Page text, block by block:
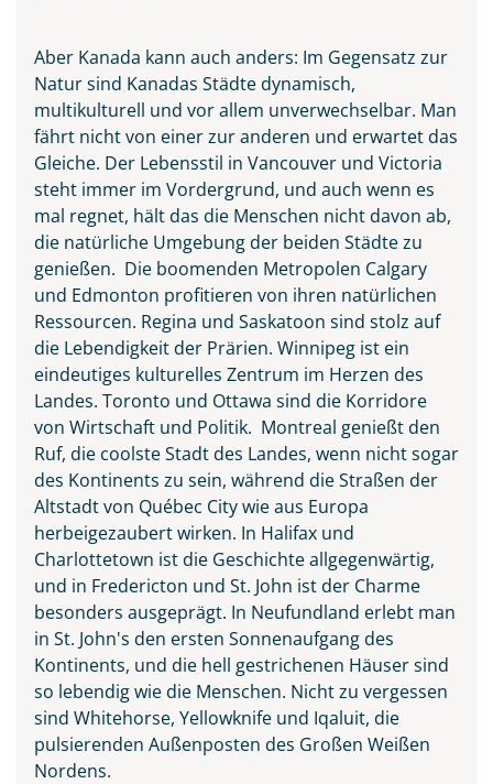
Aber Kanada kann auch anders: Im Gegensatz zur
Natur sind Kanadas Städte dynamisch,
multikulturell und vor allem unverwechselbar. Man
fährt nicht von einer zur anderen und erwartet das
Gleiche. Der Lebensstil in Vancouver und Victoria
steht immer im Vordergrund, und auch wenn es
mal regnet, hält das die Menschen nicht davon ab,
die natürliche Umgebung der beiden Städte zu
genießen. Die boomenden Metropolen Calgary
und Edmonton profitieren von ihren natürlichen
Ressourcen. Regina und Saskatoon sind stolz auf
die Lebendigkeit der Prärien. Winnipeg ist ein
eindeutiges kulturelles Zentrum im Herzen des
Landes. Toronto und Ottawa sind die Korridore
von Wirtschaft und Politik. Montreal genießt den
Ruf, die coolste Stadt des Landes, wenn nicht sogar
des Kontinents zu sein, während die Straßen der
Altstadt von Québec City wie aus Europa
herbeigezaubert wirken. In Halifax und
Charlottetown ist die Geschichte allgegenwärtig,
und in Fredericton und St. John ist der Charme
besonders ausgeprägt. In Neufundland erlebt man
in St. John's den ersten Sonnenaufgang des
Kontinents, und die hell gestrichenen Häuser sind
so lebendig wie die Menschen. Nicht zu vergessen
sind Whitehorse, Yellowknife und Iqaluit, die
pulsierenden Außenposten des Großen Weißen
Nordens.